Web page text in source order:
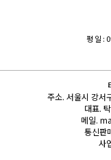
평 일 :
주소. 서울시 강서
대표.
메일.
통신판
사